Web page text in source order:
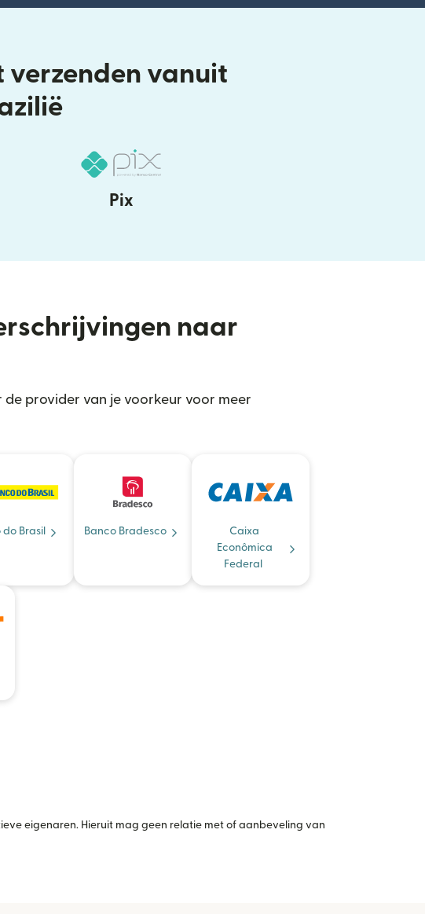
verzenden vanuit
Pix
naar
provider van je voorkeur voor meer
do Brasil Banco Bradesco
Caixa
Econômica
Federal
eigenaren. Hieruit mag geen relatie met of aanbeveling van